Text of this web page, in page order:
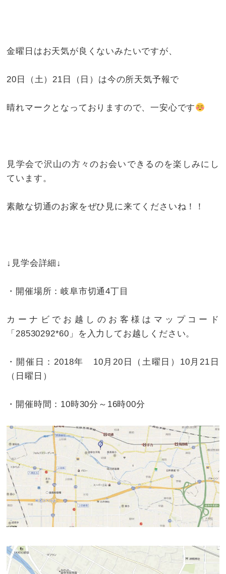
金曜日はお天気が良くないみたいですが、
20日（土）21日（日）は今の所天気予報で
晴れマークとなっておりますので、一安心です
見学会で沢山の方々のお会いできるのを楽しみにし
ています。
素敵な切通のお家をぜひ見に来てくださいね！！
↓見学会詳細↓
・開催場所 ：岐阜市切通4丁目
カーナビでお越しのお客様はマップコード
「28530292*60」を入力してお越しください。
・開催日
：2018年 10月20日（土曜日）10月21日
（日曜日）
・開催時間 ：10時30分～16時00分